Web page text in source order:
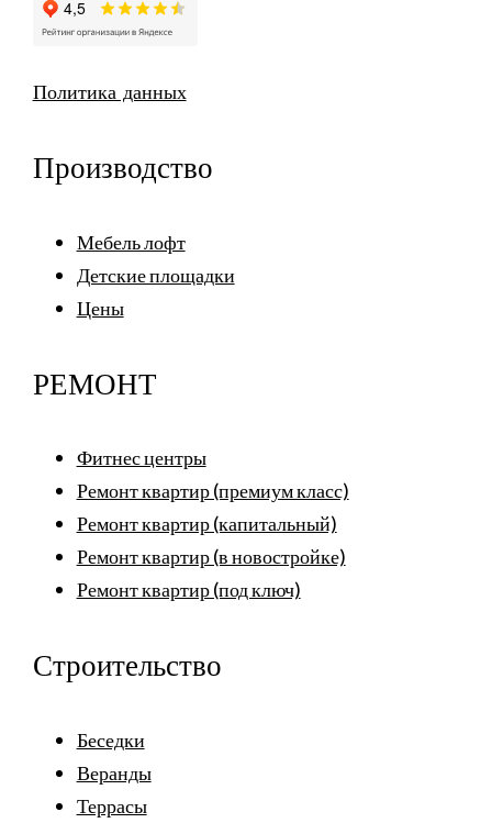
Политика данных
Производство
Мебель лофт
Детские площадки
Цены
РЕМОНТ
Фитнес центры
Ремонт квартир (премиум класс)
Ремонт квартир (капитальный)
Ремонт квартир (в новостройке)
Ремонт квартир (под ключ)
Строительство
Беседки
Веранды
Террасы